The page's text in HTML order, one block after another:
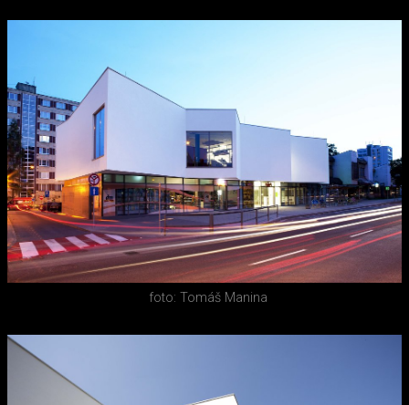
foto: Tomáš Manina